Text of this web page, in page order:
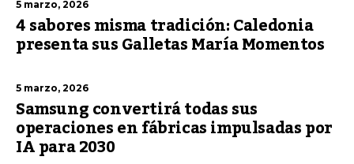
5 marzo, 2026
4 sabores misma tradición: Caledonia
presenta sus Galletas María Momentos
5 marzo, 2026
Samsung convertirá todas sus
operaciones en fábricas impulsadas por
IA para 2030